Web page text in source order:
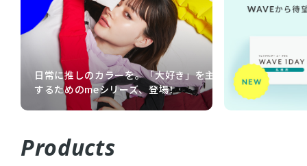
日常に推しのカラーを。「大好き」を主張
するためのmeシリーズ、登場！
Products